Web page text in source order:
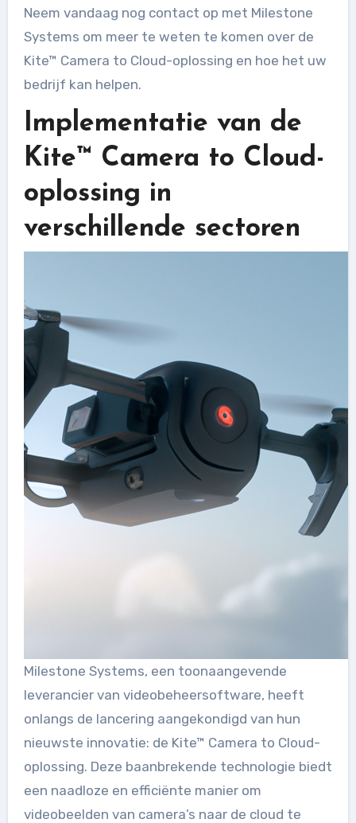
Neem vandaag nog contact op met Milestone
Systems om meer te weten te komen over de
Kite™ Camera to Cloud-oplossing en hoe het uw
bedrijf kan helpen.
Implementatie van de
Kite™ Camera to Cloud-
oplossing in
verschillende sectoren
Milestone Systems, een toonaangevende
leverancier van videobeheersoftware, heeft
onlangs de lancering aangekondigd van hun
nieuwste innovatie: de Kite™ Camera to Cloud-
oplossing. Deze baanbrekende technologie biedt
een naadloze en efficiënte manier om
videobeelden van camera’s naar de cloud te